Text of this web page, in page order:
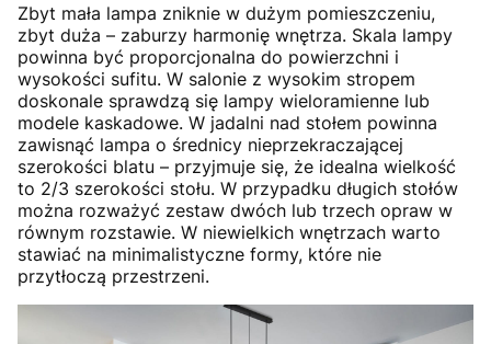
Zbyt mała lampa zniknie w dużym pomieszczeniu,
zbyt duża – zaburzy harmonię wnętrza. Skala lampy
powinna być proporcjonalna do powierzchni i
wysokości sufitu. W salonie z wysokim stropem
doskonale sprawdzą się lampy wieloramienne lub
modele kaskadowe. W jadalni nad stołem powinna
zawisnąć lampa o średnicy nieprzekraczającej
szerokości blatu – przyjmuje się, że idealna wielkość
to 2/3 szerokości stołu. W przypadku długich stołów
można rozważyć zestaw dwóch lub trzech opraw w
równym rozstawie. W niewielkich wnętrzach warto
stawiać na minimalistyczne formy, które nie
przytłoczą przestrzeni.